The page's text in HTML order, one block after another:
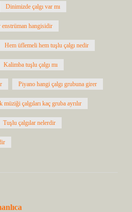
Dinimizde çalgı var mı
enstrüman hangisidir
Hem üflemeli hem tuşlu çalgı nedir
Kalimba tuşlu çalgı mı
Piyano hangi çalgı grubuna girer
müziği çalgıları kaç gruba ayrılır
Tuşlu çalgılar nelerdir